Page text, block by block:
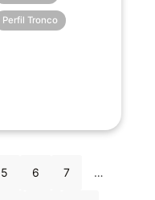
Perfil Tronco
5 6 7 …